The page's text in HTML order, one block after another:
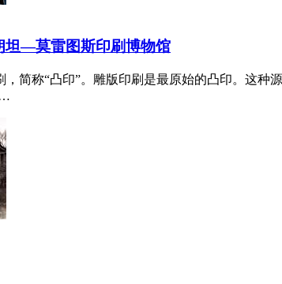
坦—莫雷图斯印刷博物馆
简称“凸印”。雕版印刷是最原始的凸印。这